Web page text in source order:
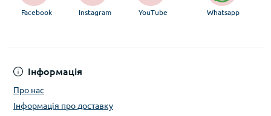
Інформація
Про нас
Інформація про доставку
Facebook Instagram YouTube Whatsapp